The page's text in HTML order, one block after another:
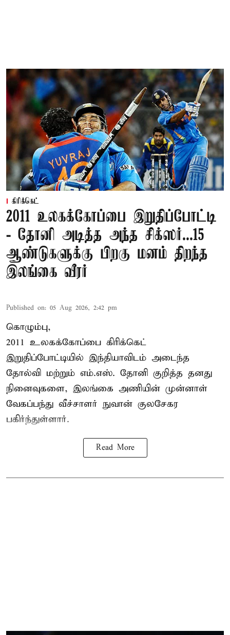
கிரிக்கெட்
2011 உலகக்கோப்பை இறுதிப்போட்டி
- தோனி அடித்த அந்த சிக்ஸர்...15
ஆண்டுகளுக்கு பிறகு மனம் திறந்த
இலங்கை வீரர்
Published on: 05 Aug 2026, 2:42 pm
கொழும்பு,
2011 உலகக்கோப்பை கிரிக்கெட்
இறுதிப்போட்டியில் இந்தியாவிடம் அடைந்த
தோல்வி மற்றும் எம்.எஸ். தோனி குறித்த தனது
நினைவுகளை, இலங்கை அணியின் முன்னாள்
வேகப்பந்து வீச்சாளர் நுவான் குலசேகர
பகிர்ந்துள்ளார்.
Read More